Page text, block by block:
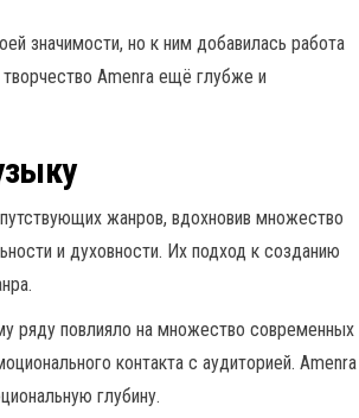
значимости, но к ним добавилась работа
Amenra ещё глубже и
жанров, вдохновив множество
и духовности. Их подход к созданию
ряду повлияло на множество современных
контакта с аудиторией. Amenra
глубину.